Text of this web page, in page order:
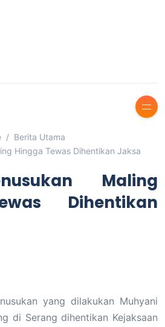
Berita Utama
Hingga Tewas Dihentikan Jaksa
Maling
Dihentikan
yang dilakukan Muhyani
di Serang dihentikan Kejaksaan